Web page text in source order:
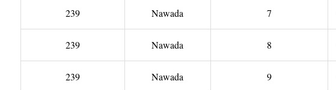
239 Nawada 7
239 Nawada 8
239 Nawada 9